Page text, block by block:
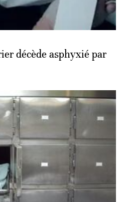
décède asphyxié par